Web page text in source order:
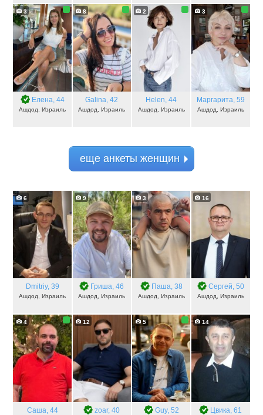
3
Елена, 44
Ашдод, Израиль
8
Galina, 42
Ашдод, Израиль
2
Helen, 44
Ашдод, Израиль
3
Маргарита, 59
Ашдод, Израиль
еще анкеты женщин
6
Dmitriy, 39
Ашдод, Израиль
9
Гриша, 46
Ашдод, Израиль
3
Паша, 38
Ашдод, Израиль
16
Сергей, 50
Ашдод, Израиль
4
Саша, 44
12
zoar, 40
5
Guy, 52
14
Цвика, 61